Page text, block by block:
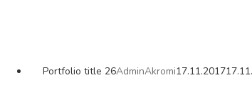
Portfolio title 26AdminAkromi17.11.2017